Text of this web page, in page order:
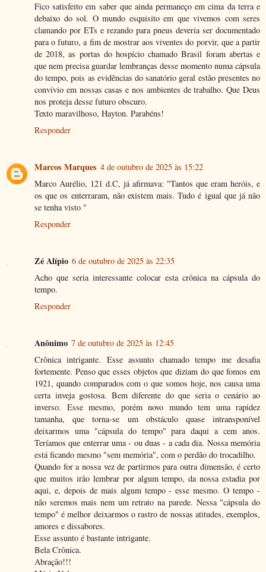
Fico satisfeito em saber que ainda permaneço em cima da terra e
debaixo do sol. O mundo esquisito em que vivemos com seres
clamando por ETs e rezando para pneus deveria ser documentado
para o futuro, a fim de mostrar aos viventes do porvir, que a partir
de 2018, as portas do hospício chamado Brasil foram abertas e
que nem precisa guardar lembranças desse momento numa cápsula
do tempo, pois as evidências do sanatório geral estão presentes no
convívio em nossas casas e nos ambientes de trabalho. Que Deus
nos proteja desse futuro obscuro.
Texto maravilhoso, Hayton. Parabéns!
Responder
Marcos Marques 4 de outubro de 2025 às 15:22
Marco Aurélio, 121 d.C, já afirmava: "Tantos que eram heróis, e
os que os enterraram, não existem mais. Tudo é igual que já não
se tenha visto "
Responder
Zé Alípio 6 de outubro de 2025 às 22:35
Acho que seria interessante colocar esta crônica na cápsula do
tempo.
Responder
Anônimo 7 de outubro de 2025 às 12:45
Crônica intrigante. Esse assunto chamado tempo me desafia
fortemente. Penso que esses objetos que diziam do que fomos em
1921, quando comparados com o que somos hoje, nos causa uma
certa inveja gostosa. Bem diferente do que seria o cenário ao
inverso. Esse mesmo, porém novo mundo tem uma rapidez
tamanha, que torna-se um obstáculo quase intransponível
deixarmos uma "cápsula do tempo" para daqui a cem anos.
Teríamos que enterrar uma - ou duas - a cada dia. Nossa memória
está ficando mesmo "sem memória", com o perdão do trocadilho.
Quando for a nossa vez de partirmos para outra dimensão, é certo
que muitos irão lembrar por algum tempo, da nossa estadia por
aqui, e, depois de mais algum tempo - esse mesmo. O tempo -
não seremos mais nem um retrato na parede. Nessa "cápsula do
tempo" é melhor deixarmos o rastro de nossas atitudes, exemplos,
amores e dissabores.
Esse assunto é bastante intrigante.
Bela Crônica.
Abração!!!